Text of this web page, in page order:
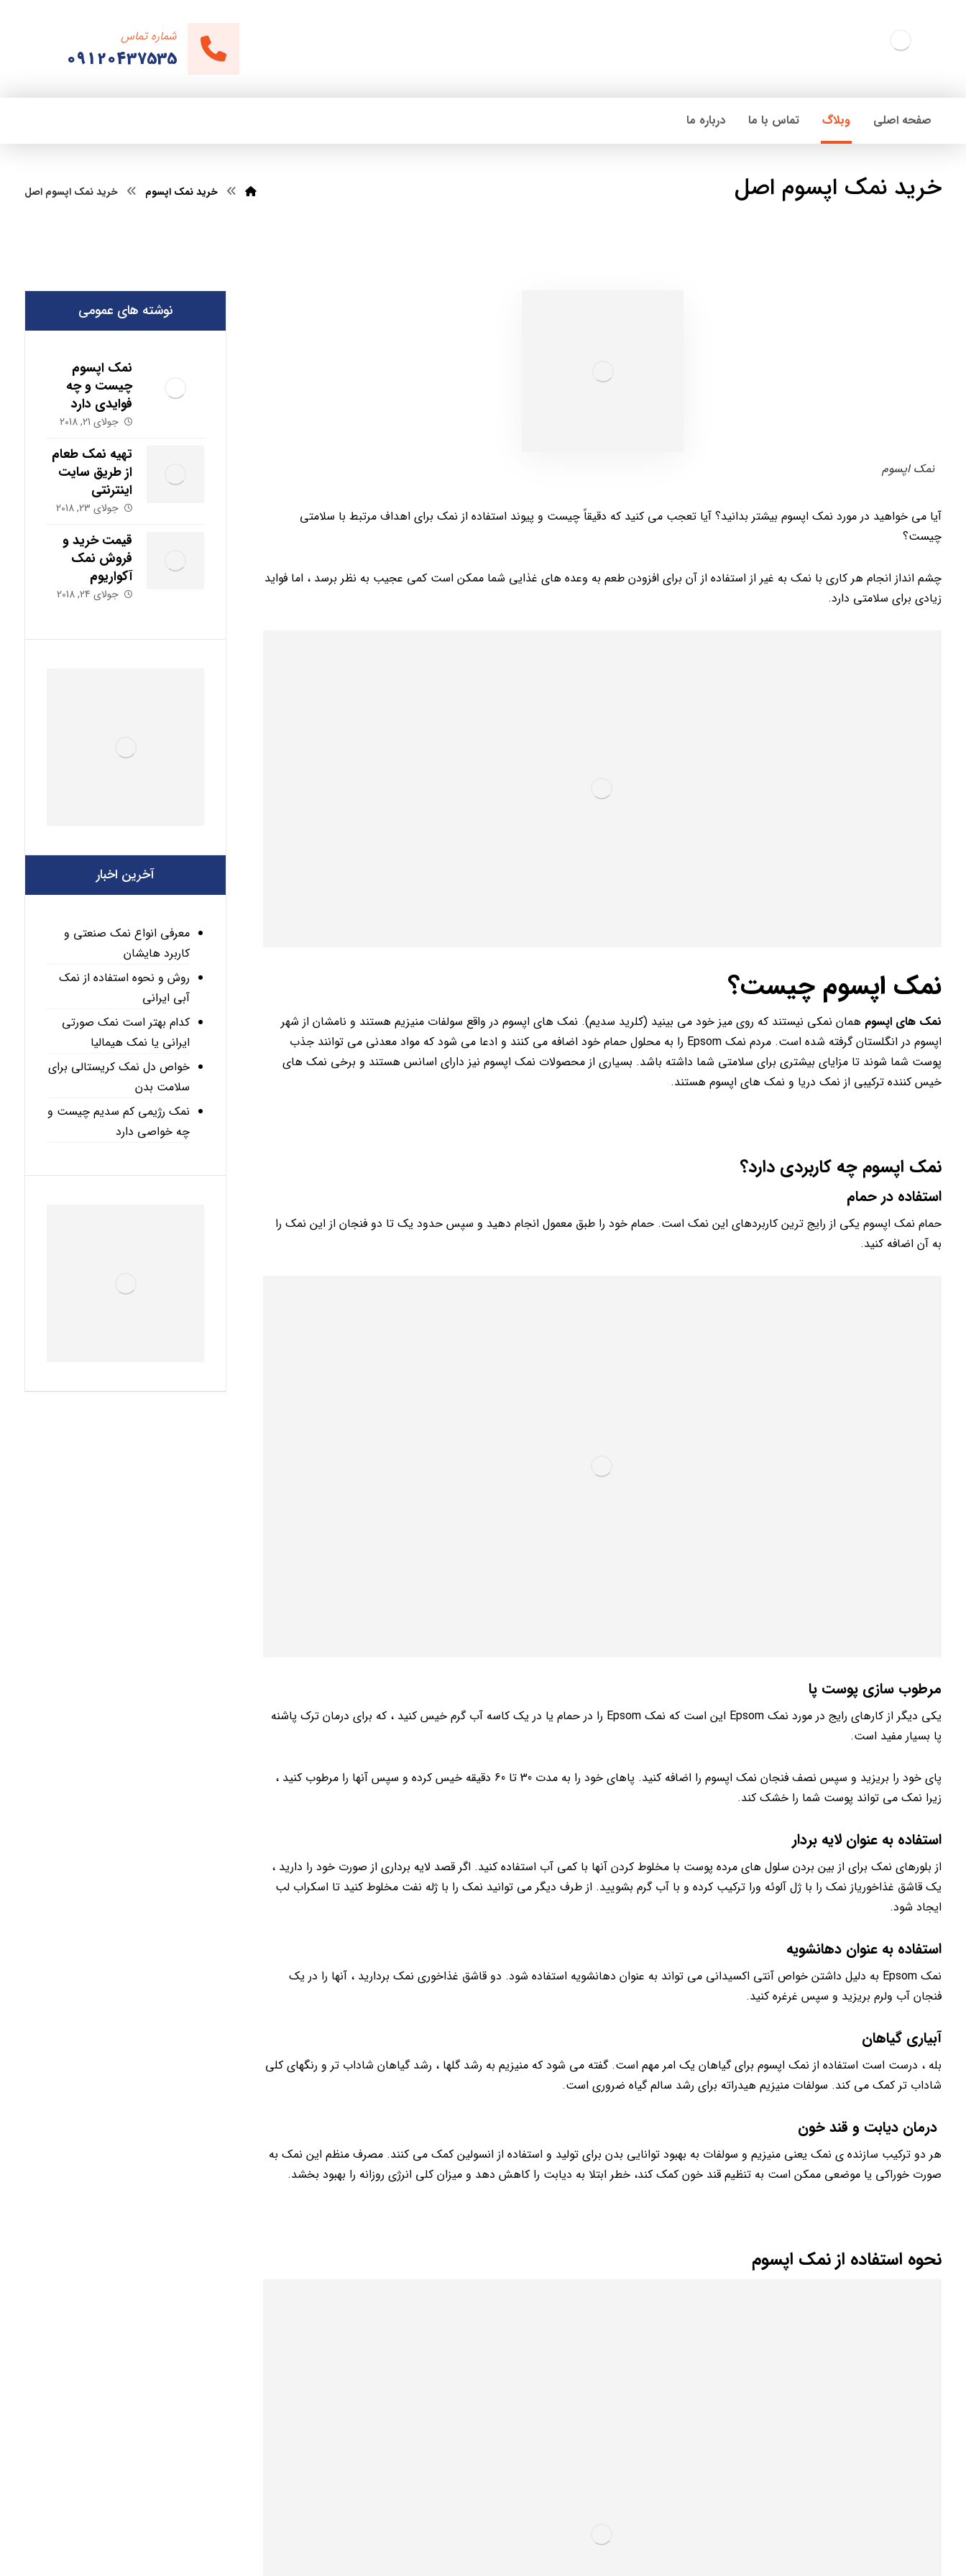
شماره تماس
09120437535
صفحه اصلی وبلاگ تماس با ما درباره ما
خرید نمک اپسوم اصل خرید نمک اپسوم خرید نمک اپسوم اصل
نمک اپسوم
آیا می خواهید در مورد نمک اپسوم بیشتر بدانید؟ آیا تعجب می کنید که دقیقاً چیست و پیوند استفاده از نمک برای اهداف مرتبط با سلامتی
چیست؟
چشم انداز انجام هر کاری با نمک به غیر از استفاده از آن برای افزودن طعم به وعده های غذایی شما ممکن است کمی عجیب به نظر برسد ، اما فواید
زیادی برای سلامتی دارد.
نمک اپسوم چیست؟
نمک های اپسوم همان نمکی نیستند که روی میز خود می بینید (کلرید سدیم). نمک های اپسوم در واقع سولفات منیزیم هستند و نامشان از شهر
اپسوم در انگلستان گرفته شده است. مردم نمک Epsom را به محلول حمام خود اضافه می کنند و ادعا می شود که مواد معدنی می توانند جذب
پوست شما شوند تا مزایای بیشتری برای سلامتی شما داشته باشد. بسیاری از محصولات نمک اپسوم نیز دارای اسانس هستند و برخی نمک های
خیس کننده ترکیبی از نمک دریا و نمک های اپسوم هستند.
نمک اپسوم چه کاربردی دارد؟
استفاده در حمام
حمام نمک اپسوم یکی از رایج ترین کاربردهای این نمک است. حمام خود را طبق معمول انجام دهید و سپس حدود یک تا دو فنجان از این نمک را
به آن اضافه کنید.
مرطوب سازی پوست پا
یکی دیگر از کارهای رایج در مورد نمک Epsom این است که نمک Epsom را در حمام یا در یک کاسه آب گرم خیس کنید ، که برای درمان ترک پاشنه
پا بسیار مفید است.
پای خود را بریزید و سپس نصف فنجان نمک اپسوم را اضافه کنید. پاهای خود را به مدت 30 تا 60 دقیقه خیس کرده و سپس آنها را مرطوب کنید ،
زیرا نمک می تواند پوست شما را خشک کند.
استفاده به عنوان لایه بردار
از بلورهای نمک برای از بین بردن سلول های مرده پوست با مخلوط کردن آنها با کمی آب استفاده کنید. اگر قصد لایه برداری از صورت خود را دارید ،
یک قاشق غذاخوریاز نمک را با ژل آلوئه ورا ترکیب کرده و با آب گرم بشویید. از طرف دیگر می توانید نمک را با ژله نفت مخلوط کنید تا اسکراب لب
ایجاد شود.
استفاده به عنوان دهانشویه
نمک Epsom به دلیل داشتن خواص آنتی اکسیدانی می تواند به عنوان دهانشویه استفاده شود. دو قاشق غذاخوری نمک بردارید ، آنها را در یک
فنجان آب ولرم بریزید و سپس غرغره کنید.
آبیاری گیاهان
بله ، درست است استفاده از نمک اپسوم برای گیاهان یک امر مهم است. گفته می شود که منیزیم به رشد گلها ، رشد گیاهان شاداب تر و رنگهای کلی
شاداب تر کمک می کند. سولفات منیزیم هیدراته برای رشد سالم گیاه ضروری است.
درمان دیابت و قند خون
هر دو ترکیب سازنده ی نمک یعنی منیزیم و سولفات به بهبود توانایی بدن برای تولید و استفاده از انسولین کمک می کنند. مصرف منظم این نمک به
صورت خوراکی یا موضعی ممکن است به تنظیم قند خون کمک کند، خطر ابتلا به دیابت را کاهش دهد و میزان کلی انرژی روزانه را بهبود بخشد.
نحوه استفاده از نمک اپسوم
نوشته های عمومی
نمک اپسوم
چیست و چه
فوایدی دارد
جولای 21, 2018
تهیه نمک طعام
از طریق سایت
اینترنتی
جولای 23, 2018
قیمت خرید و
فروش نمک
آکواریوم
جولای 24, 2018
آخرین اخبار
معرفی انواع نمک صنعتی و
کاربرد هایشان
روش و نحوه استفاده از نمک
آبی ایرانی
کدام بهتر است نمک صورتی
ایرانی یا نمک هیمالیا
خواص دل نمک کریستالی برای
سلامت بدن
نمک رژیمی کم سدیم چیست و
چه خواصی دارد